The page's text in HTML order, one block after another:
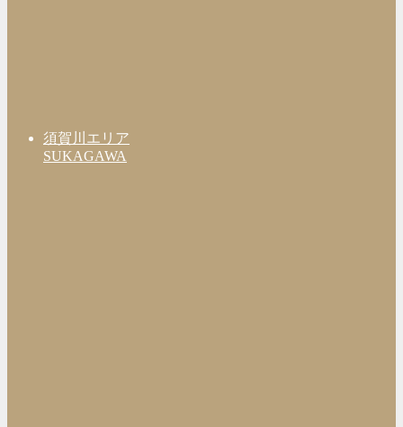
須賀川エリア
SUKAGAWA